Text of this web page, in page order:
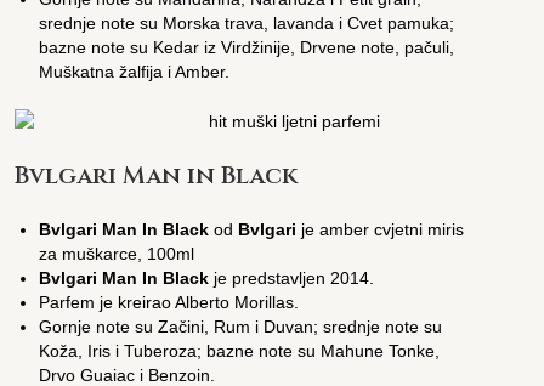
srednje note su Morska trava, lavanda i Cvet pamuka;
bazne note su Kedar iz Virdžinije, Drvene note, pačuli,
Muškatna žalfija i Amber.
Bvlgari Man in Black
Bvlgari Man In Black od Bvlgari je amber cvjetni miris
za muškarce, 100ml
Bvlgari Man In Black je predstavljen 2014.
Parfem je kreirao Alberto Morillas.
Gornje note su Začini, Rum i Duvan; srednje note su
Koža, Iris i Tuberoza; bazne note su Mahune Tonke,
Drvo Guaiac i Benzoin.